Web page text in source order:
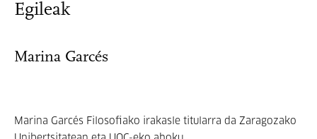
Egileak
Marina Garcés
Marina Garcés Filosofiako irakasle titularra da Zaragozako